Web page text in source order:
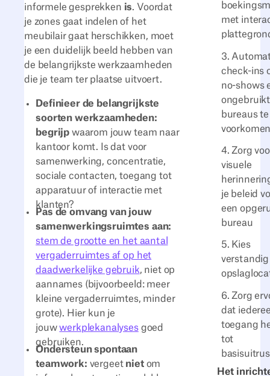
met
3.
check-ins
no-shows
bureaus te
4. Zorg
visuele
je beleid
een
bureau
5. Kies
verstandig
6. Zorg
dat
toegang
tot
Het
informele gesprekken is. Voordat
je zones gaat indelen of het
meubilair gaat herschikken, moet
je een duidelijk beeld hebben van
de belangrijkste werkzaamheden
die je team ter plaatse uitvoert.
Definieer de belangrijkste
soorten werkzaamheden:
begrijp waarom jouw team naar
kantoor komt. Is dat voor
samenwerking, concentratie,
sociale contacten, toegang tot
apparatuur of interactie met
klanten?
Pas de omvang van jouw
samenwerkingsruimtes aan:
stem de grootte en het aantal
vergaderruimtes af op het
daadwerkelijke gebruik, niet op
aannames (bijvoorbeeld: meer
kleine vergaderruimtes, minder
grote). Hier kun je
jouwwerkplekanalysesgoed
gebruiken.
Ondersteun spontaan
teamwork: vergeet niet om